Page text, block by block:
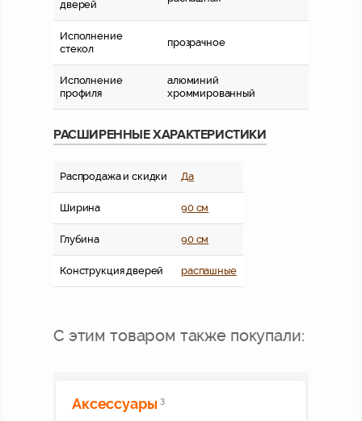
дверей
Исполнение
стекол
прозрачное
Исполнение
профиля
алюминий
хроммированный
РАСШИРЕННЫЕ ХАРАКТЕРИСТИКИ
Распродажа и скидки Да
Ширина 90 см
Глубина 90 см
Конструкция дверей распашные
С этим товаром также покупали:
Аксессуары 3